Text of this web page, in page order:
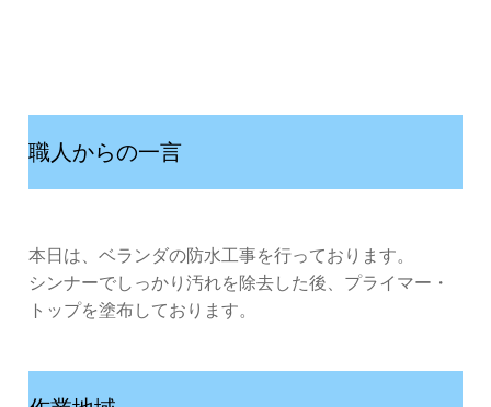
職人からの一言
本日は、ベランダの防水工事を行っております。
シンナーでしっかり汚れを除去した後、プライマー・
トップを塗布しております。